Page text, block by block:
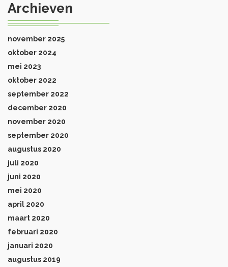
Archieven
november 2025
oktober 2024
mei 2023
oktober 2022
september 2022
december 2020
november 2020
september 2020
augustus 2020
juli 2020
juni 2020
mei 2020
april 2020
maart 2020
februari 2020
januari 2020
augustus 2019